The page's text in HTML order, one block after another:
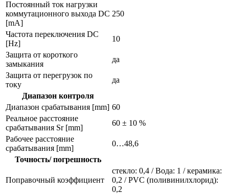
Постоянный ток нагрузки
коммутационного выхода DC
[mA]
250
Частота переключения DC
[Hz]
10
Защита от короткого
замыкания
да
Защита от перегрузок по
току
да
Диапазон контроля
Диапазон срабатывания [mm] 60
Реальное расстояние
срабатывания Sr [mm]
60 ± 10 %
Рабочее расстояние
срабатывания [mm]
0…48,6
Точность/ погрешность
Поправочный коэффициент
стекло: 0,4 / Вода: 1 / керамика:
0,2 / PVC (поливинилхлорид):
0,2